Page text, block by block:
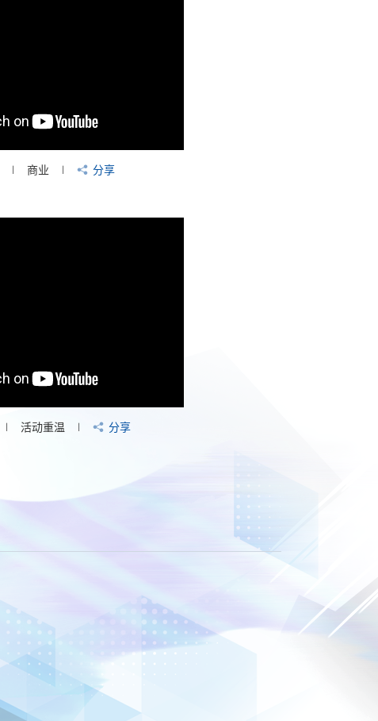
商业 分享
活动重温 分享